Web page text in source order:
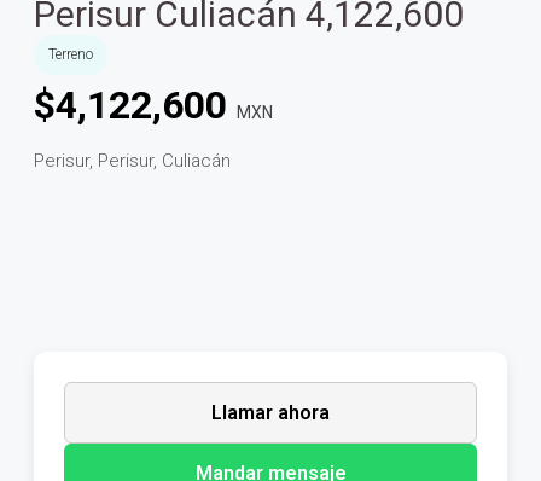
Perisur Culiacán 4,122,600
Terreno
$4,122,600 MXN
Perisur, Perisur, Culiacán
Llamar ahora
Mandar mensaje